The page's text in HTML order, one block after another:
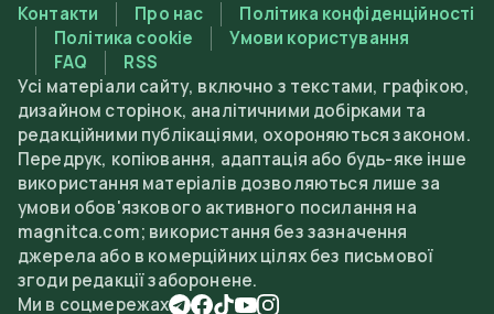
Контакти Про нас
Політика конфіденційності
Політика cookie
Умови користування
FAQ
RSS
Усі матеріали сайту, включно з текстами, графікою,
дизайном сторінок, аналітичними добірками та
редакційними публікаціями, охороняються законом.
Передрук, копіювання, адаптація або будь-яке інше
використання матеріалів дозволяються лише за
умови обов'язкового активного посилання на
magnitca.com; використання без зазначення
джерела або в комерційних цілях без письмової
згоди редакції заборонене.
Ми в соцмережах